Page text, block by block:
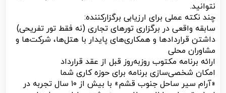
نتوانید.
چند نکته عملی برای ارزیابی برگزارکننده:
سابقه واقعی در برگزاری تورهای تجاری (نه فقط تور تفریحی)
داشتن قراردادها و همکاری‌های پایدار با هتل‌ها، شرکت‌ها و
مشاوران محلی
ارائه برنامه مکتوب روزبه‌روز قبل از عقد قرارداد
امکان شخصی‌سازی برنامه برای حوزه کاری شما
«آرام سیر ساحل جنوب قشم» با بیش از ۱۰ سال تجربه در